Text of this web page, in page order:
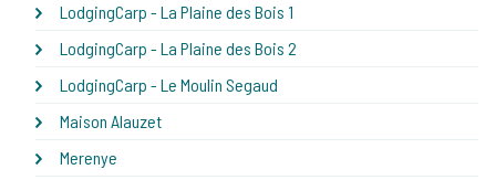
LodgingCarp - La Plaine des Bois 1
LodgingCarp - La Plaine des Bois 2
LodgingCarp - Le Moulin Segaud
Maison Alauzet
Merenye